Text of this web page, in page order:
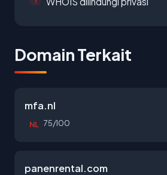
Domain Terkait
mfa.nl
NL 75/100
panenrental.com